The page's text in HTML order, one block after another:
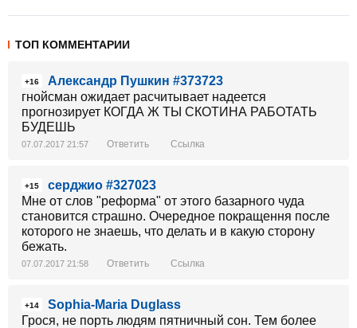
ТОП КОММЕНТАРИИ
+16
Александр Пушкин #373723
гнойсман ожидает расчитывает надеется
прогнозирует КОГДА Ж ТЫ СКОТИНА РАБОТАТЬ
БУДЕШЬ
07.07.2017 21:57 Ответить Ссылка
+15
серджио #327023
Мне от слов "реформа" от этого базарного чуда
становится страшно. Очередное покращення после
которого не знаешь, что делать и в какую сторону
бежать.
07.07.2017 21:58 Ответить Ссылка
+14
Sophia-Maria Duglass
Грося, не порть людям пятничный сон. Тем более